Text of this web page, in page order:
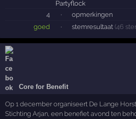
4 ·
opmerkingen
goed
· stemresultaat (46
Core for Benefit
Op 1 december organiseert De Lange
Stichting Arjan, een benefiet avond ten